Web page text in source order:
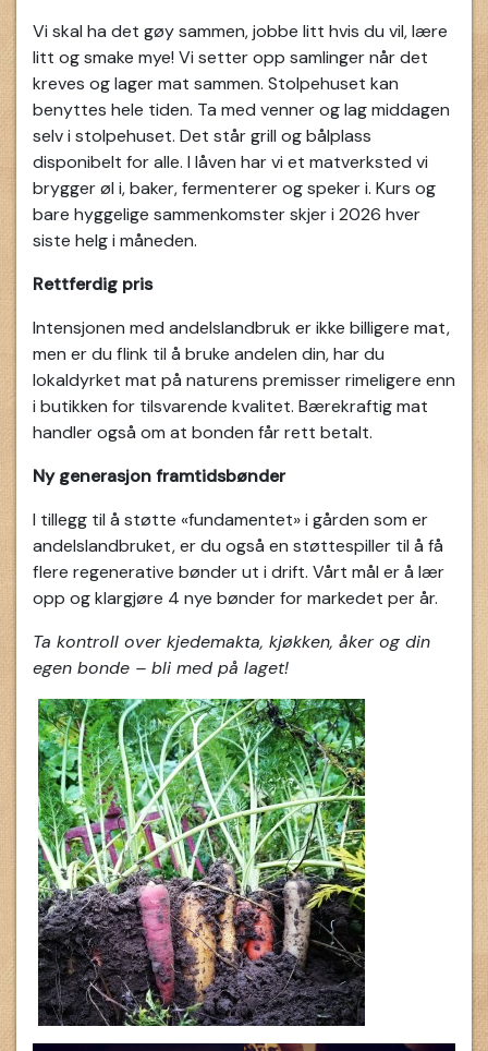
Vi skal ha det gøy sammen, jobbe litt hvis du vil, lære
litt og smake mye! Vi setter opp samlinger når det
kreves og lager mat sammen. Stolpehuset kan
benyttes hele tiden. Ta med venner og lag middagen
selv i stolpehuset. Det står grill og bålplass
disponibelt for alle. I låven har vi et matverksted vi
brygger øl i, baker, fermenterer og speker i. Kurs og
bare hyggelige sammenkomster skjer i 2026 hver
siste helg i måneden.
Rettferdig pris
Intensjonen med andelslandbruk er ikke billigere mat,
men er du flink til å bruke andelen din, har du
lokaldyrket mat på naturens premisser rimeligere enn
i butikken for tilsvarende kvalitet. Bærekraftig mat
handler også om at bonden får rett betalt.
Ny generasjon framtidsbønder
I tillegg til å støtte «fundamentet» i gården som er
andelslandbruket, er du også en støttespiller til å få
flere regenerative bønder ut i drift. Vårt mål er å lær
opp og klargjøre 4 nye bønder for markedet per år.
Ta kontroll over kjedemakta, kjøkken, åker og din
egen bonde – bli med på laget!